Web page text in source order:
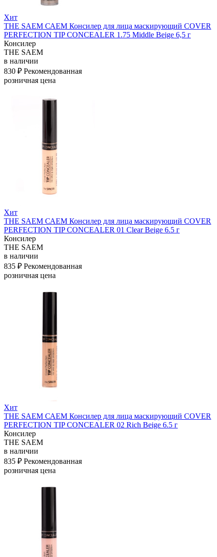
Хит
THE SAEM САЕМ Консилер для лица маскирующий COVER
PERFECTION TIP CONCEALER 1.75 Middle Beige 6,5 г
Консилер
THE SAEM
в наличии
830 ₽ Рекомендованная
розничная цена
Хит
THE SAEM САЕМ Консилер для лица маскирующий COVER
PERFECTION TIP CONCEALER 01 Clear Beige 6.5 г
Консилер
THE SAEM
в наличии
835 ₽ Рекомендованная
розничная цена
Хит
THE SAEM САЕМ Консилер для лица маскирующий COVER
PERFECTION TIP CONCEALER 02 Rich Beige 6.5 г
Консилер
THE SAEM
в наличии
835 ₽ Рекомендованная
розничная цена